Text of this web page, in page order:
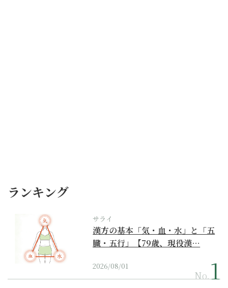
ランキング
サライ
漢方の基本「気・血・水」と「五
臓・五行」【79歳、現役漢…
2026/08/01
No.